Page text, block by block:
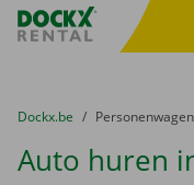
Fratello DEMO
U bevindt zich hier:
van
Dockx.be naar
Auto huren